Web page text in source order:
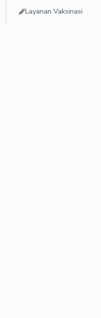
Layanan Vaksinasi